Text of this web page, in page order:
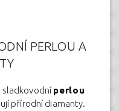
PERLOU A
sladkovodníperlou
přírodní diamanty.